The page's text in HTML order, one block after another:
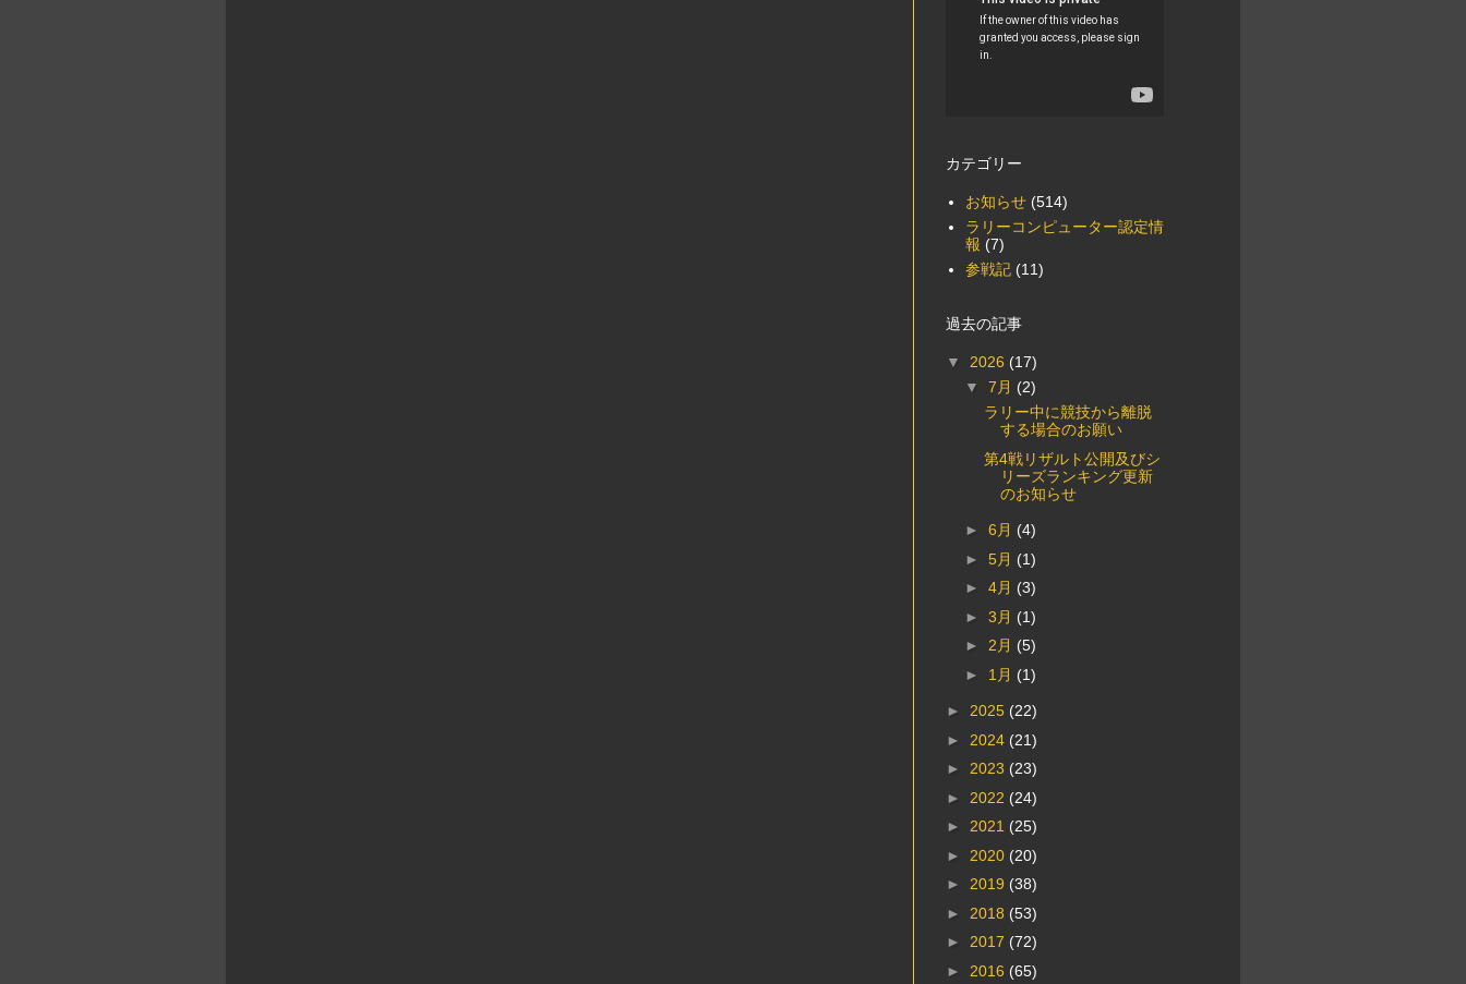
カテゴリー
お知らせ (514)
ラリーコンピューター認定情
報 (7)
参戦記 (11)
過去の記事
▼ 2026 (17)
▼ 7月 (2)
ラリー中に競技から離脱
する場合のお願い
第4戦リザルト公開及びシ
リーズランキング更新
のお知らせ
► 6月 (4)
► 5月 (1)
► 4月 (3)
► 3月 (1)
► 2月 (5)
► 1月 (1)
► 2025 (22)
► 2024 (21)
► 2023 (23)
► 2022 (24)
► 2021 (25)
► 2020 (20)
► 2019 (38)
► 2018 (53)
► 2017 (72)
► 2016 (65)